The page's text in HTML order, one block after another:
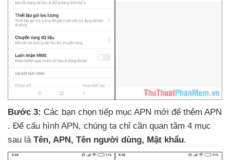
Bước 3: Các bạn chọn tiếp mục APN mới để thêm APN
. Để cấu hình APN, chúng ta chỉ cần quan tâm 4 mục
sau là Tên, APN, Tên người dùng, Mật khẩu.